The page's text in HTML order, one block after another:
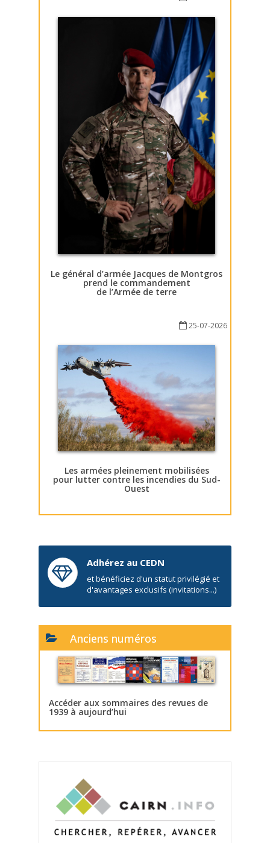
Le général d’armée Jacques de Montgros
prend le commandement
de l’Armée de terre
25-07-2026
Les armées pleinement mobilisées
pour lutter contre les incendies du Sud-
Ouest
Adhérez au CEDN
et bénéficiez d'un statut privilégié et
d'avantages exclusifs (invitations...)
Anciens numéros
Accéder aux sommaires des revues de
1939 à aujourd’hui